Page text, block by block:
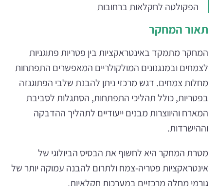
הפקולטה לחקלאות ברחובות
תאור המחקר
המחקר מתמקד באינטראקציות בין פטריות פתוגניות
לצמחים ובמנגנונים המולקולריים המאפשרים התפתחות
מחלות צמחים. דגש מרכזי ניתן להבנת שלבי הפתוגנזה
בפטריות, כולל תהליכי התפתחות, הסתגלות לסביבת
המארח והיווצרות מבנים ייעודיים לתהליך ההדבקה
וההישרדות.
מטרת המחקר היא לחשוף את הבסיס הביולוגי של
אינטראקציות פטריה-צמח ולתרום להבנה עמוקה יותר של
גורמי מחלה מרכזיים במערכות חקלאיות.